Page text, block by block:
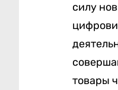
силу
товары